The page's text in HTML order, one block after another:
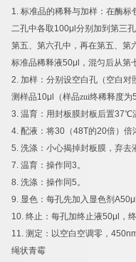
1. 标准品的稀释与加样：在酶标
二孔中各取100μl 分别加到第三
第五、第六孔中，再在第五、第
标准品稀释液50μl
，混匀后从第
2. 加样：分别设空白孔（空白
测样品10μl （样品zui终稀释度为
3. 温育：用封板膜封板后置37℃
4. 配液：将30 （48T的20倍）倍
5. 洗涤：小心揭掉封板膜，弃去
7. 温育：操作同3。
8. 洗涤：操作同5。
9. 显色：每孔先加入显色剂
10. 终止：每孔加终止液50μl
，
11. 测定：以空白空调零，
绳状青霉